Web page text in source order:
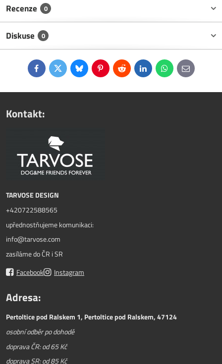
Recenze 0
Diskuse 0
FacebookTwitterBlueskyPinterestReddit LinkedInWhatsApp
E-
mail
Kontakt:
TARVOSE DESIGN
+420722588565
upřednostňujeme komunikaci:
info@tarvose.com
zasíláme do ČR i SR
Facebook
Instagram
Adresa:
Pertoltice pod Ralskem 1, Pertoltice pod Ralskem, 47124
osobní odběr po dohodě
doprava ČR: od 65 Kč
doprava SR: od 85 Kč